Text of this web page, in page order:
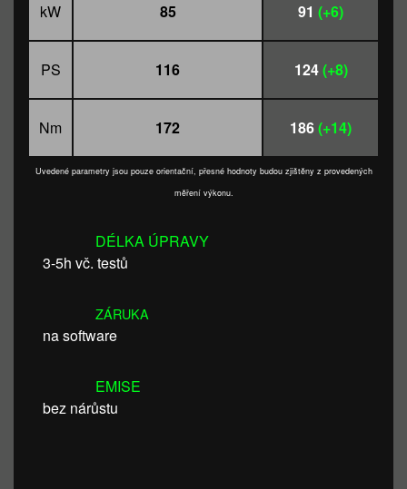
kW 85 91 (+6)
PS 116 124(+8)
Nm 172 186(+14)
Uvedené parametry jsou pouze orientační, přesné hodnoty budou zjištěny z provedených
měření výkonu.
DÉLKA ÚPRAVY
3-5h vč. testů
ZÁRUKA
na software
EMISE
bez nárůstu